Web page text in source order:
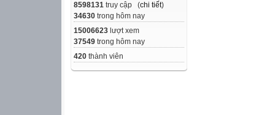
8598131 truy cập (chi tiết)
34630 trong hôm nay
15006623 lượt xem
37549 trong hôm nay
420 thành viên